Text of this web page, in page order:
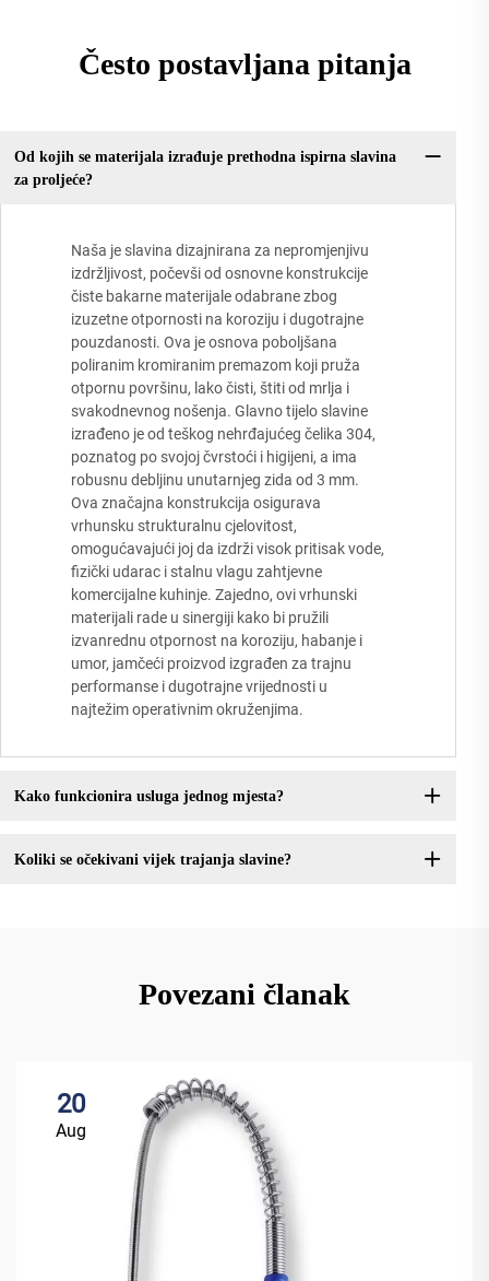
Često postavljana pitanja
Od kojih se materijala izrađuje prethodna ispirna slavina
za proljeće?
Naša je slavina dizajnirana za nepromjenjivu
izdržljivost, počevši od osnovne konstrukcije
čiste bakarne materijale odabrane zbog
izuzetne otpornosti na koroziju i dugotrajne
pouzdanosti. Ova je osnova poboljšana
poliranim kromiranim premazom koji pruža
otpornu površinu, lako čisti, štiti od mrlja i
svakodnevnog nošenja. Glavno tijelo slavine
izrađeno je od teškog nehrđajućeg čelika 304,
poznatog po svojoj čvrstoći i higijeni, a ima
robusnu debljinu unutarnjeg zida od 3 mm.
Ova značajna konstrukcija osigurava
vrhunsku strukturalnu cjelovitost,
omogućavajući joj da izdrži visok pritisak vode,
fizički udarac i stalnu vlagu zahtjevne
komercijalne kuhinje. Zajedno, ovi vrhunski
materijali rade u sinergiji kako bi pružili
izvanrednu otpornost na koroziju, habanje i
umor, jamčeći proizvod izgrađen za trajnu
performanse i dugotrajne vrijednosti u
najtežim operativnim okruženjima.
Kako funkcionira usluga jednog mjesta?
Koliki se očekivani vijek trajanja slavine?
Povezani članak
20
Aug